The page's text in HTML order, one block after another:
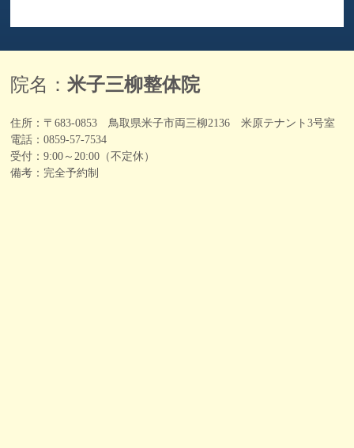
院名：米子三柳整体院
住所：〒683-0853 鳥取県米子市両三柳2136 米原テナント3号室
電話：0859-57-7534
受付：9:00～20:00（不定休）
備考：完全予約制